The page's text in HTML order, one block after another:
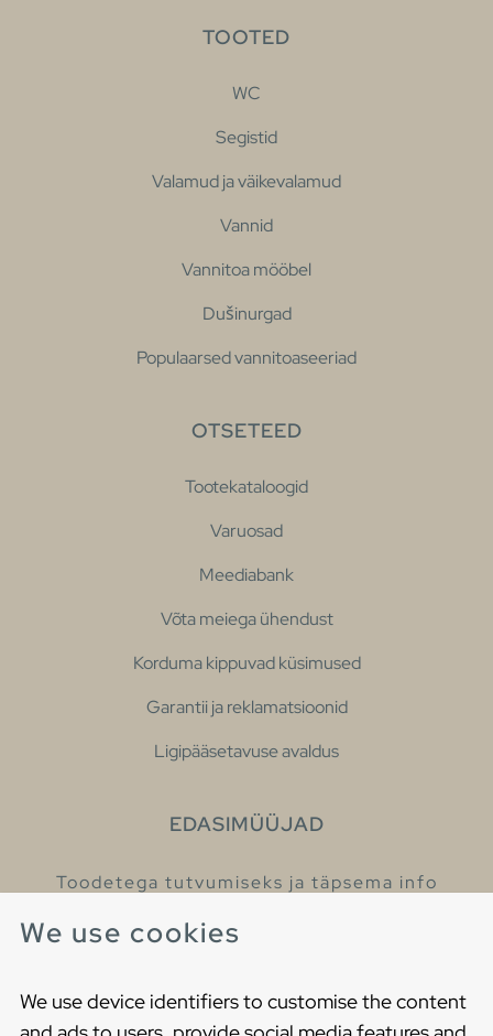
We use cookies
We use device identifiers to customise the content
TOOTED
WC
Segistid
Valamud ja väikevalamud
Vannid
Vannitoa mööbel
Dušinurgad
Populaarsed vannitoaseeriad
OTSETEED
Tootekataloogid
Varuosad
Meediabank
Võta meiega ühendust
Korduma kippuvad küsimused
Garantii ja reklamatsioonid
Ligipääsetavuse avaldus
EDASIMÜÜJAD
Toodetega tutvumiseks ja täpsema info